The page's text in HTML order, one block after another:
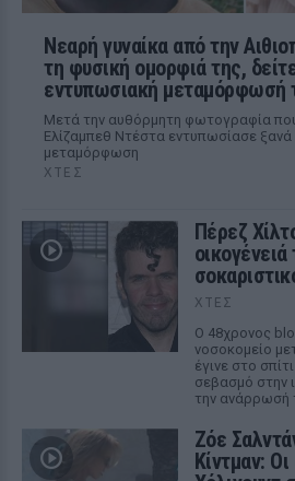
Νεαρή γυναίκα από την
τη φυσική ομορφιά της,
εντυπωσιακή μεταμόρφωσή
Μετά την αυθόρμητη φωτογραφία
Ελίζαμπεθ Ντέστα εντυπωσίασε ξανά
μεταμόρφωση
ΧΤΕΣ
Πέρεζ
ΧΤΕΣ
Ο 48χρονος
νοσοκομείο
έγινε στο
σεβασμό στην
την ανάρρωσή
Ζόε
Κίντμαν: